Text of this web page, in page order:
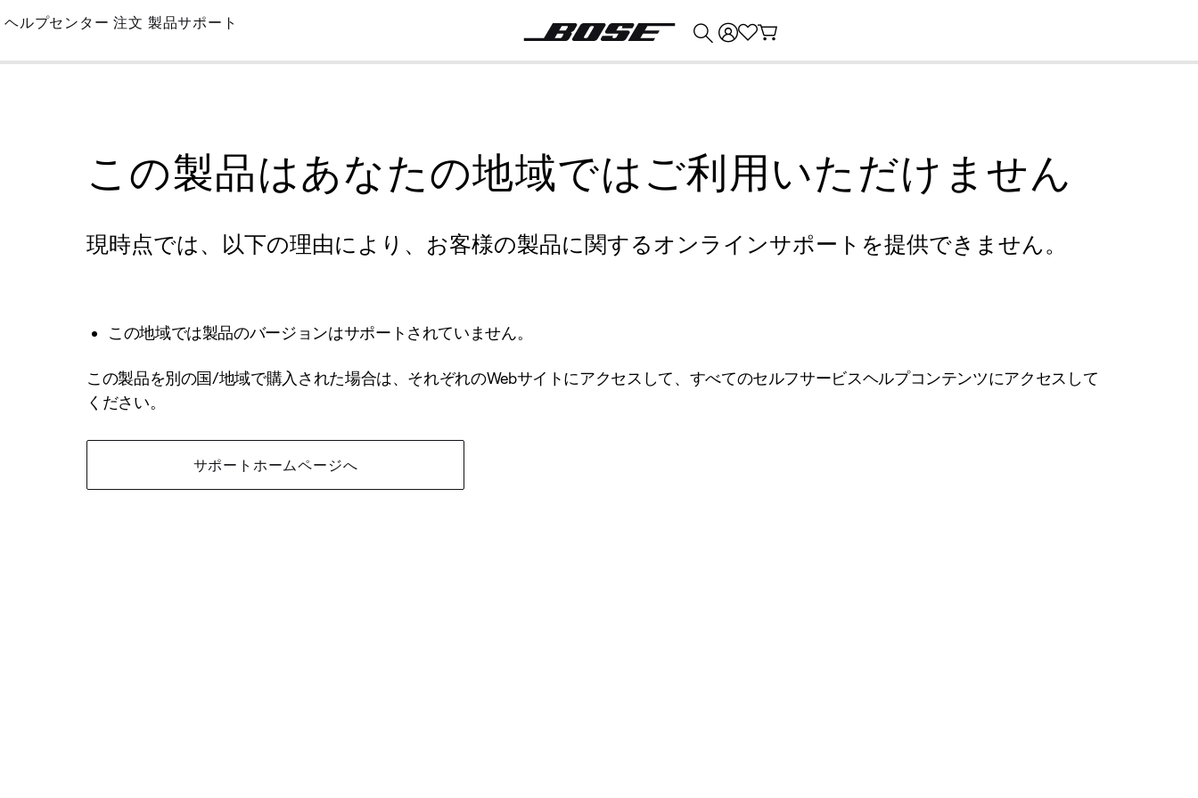
Skip
Main
ヘルプセンター 注文 製品サポート
この製品はあなたの地域ではご利用いただけません
現時点では、以下の理由により、お客様の製品に関するオンラインサポートを提供できません。
この地域では製品のバージョンはサポートされていません。
この製品を別の国/地域で購入された場合は、それぞれのWebサイトにアクセスして、すべてのセルフサービスヘルプコンテンツにアクセスして
ください。
サポートホームページへ